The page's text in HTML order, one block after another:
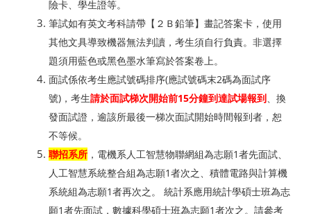
險卡、學生證等。
筆試如有英文考科請帶【２Ｂ鉛筆】畫記答案卡，使用
其他文具導致機器無法判讀，考生須自行負責。非選擇
題須用藍色或黑色墨水筆寫於答案卷上。
面試係依考生應試號碼排序(應試號碼末2碼為面試序
號)，考生請於面試梯次開始前15分鐘到達試場報到、換
發面試證，逾該所最後一梯次面試開始時間報到者，恕
不等候。
聯招系所 ，電機系人工智慧物聯網組為志願1者先面試、
人工智慧系統整合組為志願1者次之、積體電路與計算機
系統組為志願1者再次之。 統計系應用統計學碩士班為志
願1者先面試，數據科學碩士班為志願1者次之。請參考